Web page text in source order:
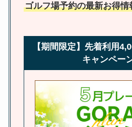
ゴルフ場予約の最新お得情
【期間限定】先着利用
キャンペー